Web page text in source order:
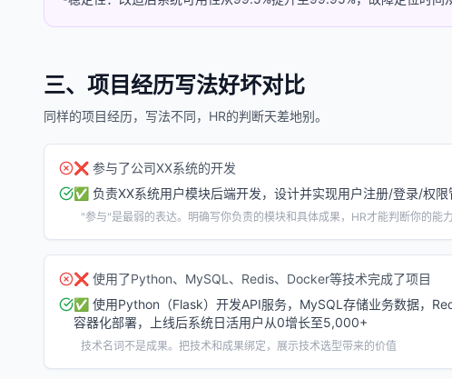
三、项目经历写法好坏对比
同样的项目经历，写法不同，HR的判断天差地别。
❌ 参与了公司XX系统的开发
✅ 负责XX系统用户模块后端开发，设计并实现用户注册/登录/权
"参与"是最弱的表达。明确写你负责的模块和具体成果，HR才能判断你的能力
❌ 使用了Python、MySQL、Redis、Docker等技术完成了项目
✅ 使用Python（Flask）开发API服务，MySQL存储业务数据，
容器化部署，上线后系统日活用户从0增长至5,000+
技术名词不是成果。把技术和成果绑定，展示技术选型带来的价值